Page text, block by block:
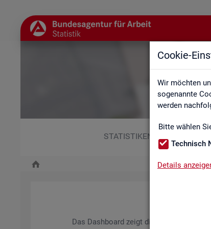
Cookie-
Wir möchten
sogenannte
werden
Bitte wählen
Technisch
Details
STATISTIKEN
Das Da­sh­board zeigt die wich­tigs­ten